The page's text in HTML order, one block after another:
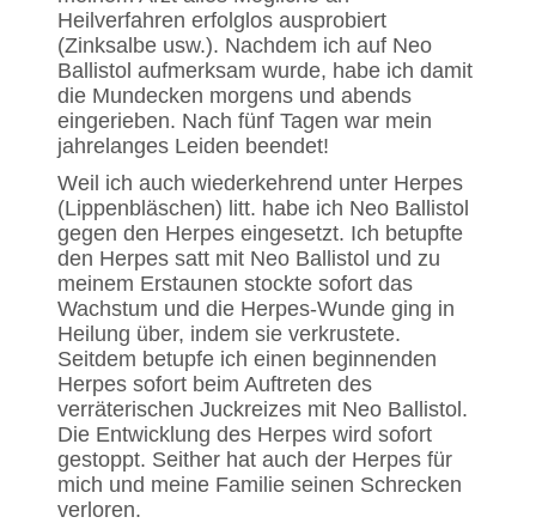
Heilverfahren erfolglos ausprobiert
(Zinksalbe usw.). Nachdem ich auf Neo
Ballistol aufmerksam wurde, habe ich damit
die Mundecken morgens und abends
eingerieben. Nach fünf Tagen war mein
jahrelanges Leiden beendet!
Weil ich auch wiederkehrend unter Herpes
(Lippenbläschen) litt. habe ich Neo Ballistol
gegen den Herpes eingesetzt. Ich betupfte
den Herpes satt mit Neo Ballistol und zu
meinem Erstaunen stockte sofort das
Wachstum und die Herpes-Wunde ging in
Heilung über, indem sie verkrustete.
Seitdem betupfe ich einen beginnenden
Herpes sofort beim Auftreten des
verräterischen Juckreizes mit Neo Ballistol.
Die Entwicklung des Herpes wird sofort
gestoppt. Seither hat auch der Herpes für
mich und meine Familie seinen Schrecken
verloren.